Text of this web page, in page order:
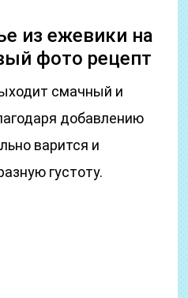
из ежевики на
фото рецепт
смачный и
добавлению
варится и
густоту.